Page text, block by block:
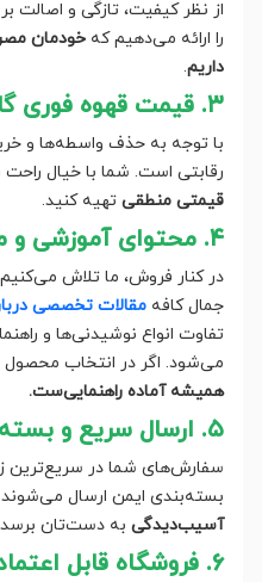
از نظر کیفیت، تازگی و اصالت
را ارائه می‌دهیم که خودمان
داریم.
۳. قیمت قهوه فوری گلد منصفانه و رقابتی
با توجه به حذف واسطه‌ها و
رقابتی است. شما با خیال راحت
قیمتی منطقی تهیه کنید.
۴. محتوای آموزشی و مشاوره خرید
در کنار فروش، ما تلاش
جمال کافه مقالات تخصصی
تفاوت انواع نوشیدنی‌ها و
می‌شود. اگر در انتخاب محصول
همیشه آماده راهنمایی‌ست.
۵. ارسال سریع و بسته‌بندی ایمن
سفارش‌های شما در سریع‌ترین
بسته‌بندی ایمن ارسال می‌شوند
آسیب‌دیدگی به دست‌تان
۶. فروشگاه قابل اعتماد با رضایت مشتریان